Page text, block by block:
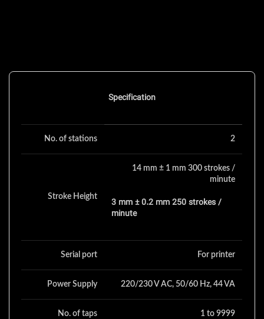
Specification
No. of stations 2
Stroke Height
14 mm ± 1 mm 300 strokes /
minute
3 mm ± 0.2 mm 250 strokes /
minute
Serial port For printer
Power Supply 220/230 V AC, 50/60 Hz, 44 VA
No. of taps 1 to 9999